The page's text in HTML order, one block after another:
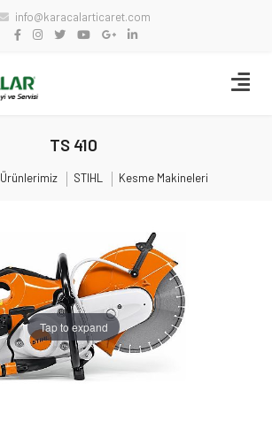
info@karacalarticaret.com
TS 410
Ürünlerimiz STIHL Kesme Makineleri
Tap to expand